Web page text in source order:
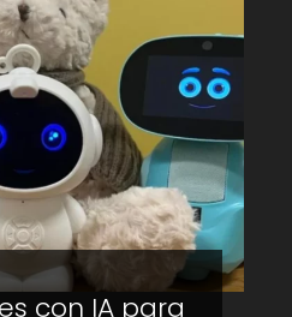
con IA para